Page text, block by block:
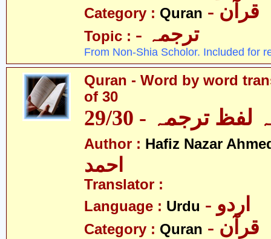
Category : Quran - قرآن
Topic : - ترجمہ
From Non-Shia Scholor. Included for
Quran - Word by word
of 30
ترجمہ - 29/30
Author : Hafiz Nazar
احمد
Translator :
Language : Urdu - اردو
Category : Quran - قرآن